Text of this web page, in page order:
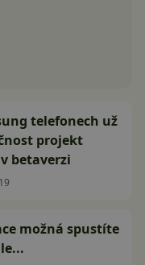
telefonech už
projekt
betaverzi
možná spustíte